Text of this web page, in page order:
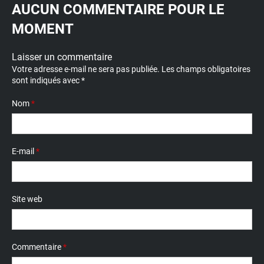
AUCUN COMMENTAIRE POUR LE
MOMENT
Laisser un commentaire
Votre adresse e-mail ne sera pas publiée. Les champs obligatoires
sont indiqués avec*
Nom*
E-mail *
Site web
Commentaire*